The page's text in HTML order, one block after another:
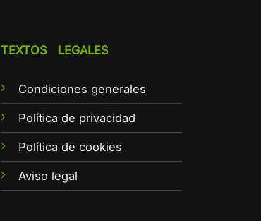
TEXTOS LEGALES
Condiciones generales
Política de privacidad
Política de cookies
Aviso legal